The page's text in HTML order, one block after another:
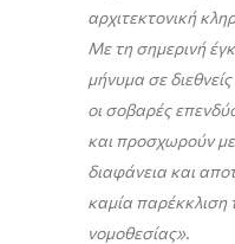
αρχιτεκτονική
Με τη σημερινή
μήνυμα σε
οι σοβαρές
και προσχωρούν
διαφάνεια και
καμία παρέκκλιση
νομοθεσίας».